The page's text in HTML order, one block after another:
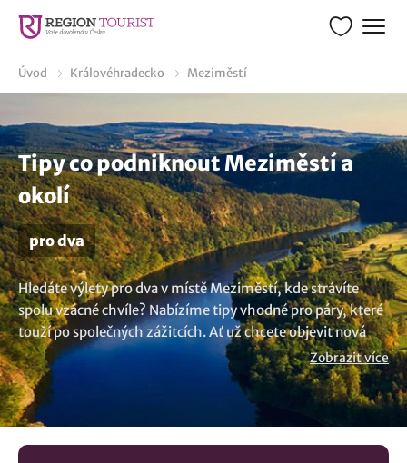
Úvod Královéhradecko Meziměstí
Tipy co podniknout Meziměstí a
okolí
pro dva
Hledáte výlety pro dva v místě Meziměstí, kde strávíte
spolu vzácné chvíle? Nabízíme tipy vhodné pro páry, které
touží po společných zážitcích. Ať už chcete objevit nová
místa nebo si užít klidné chvíle ve dvou, naše rady vám
ukážou, co dělat a kam se vydat. Plánujte romantické a
nezapomenutelné okamžiky s našimi doporučeními.
Zobrazit více